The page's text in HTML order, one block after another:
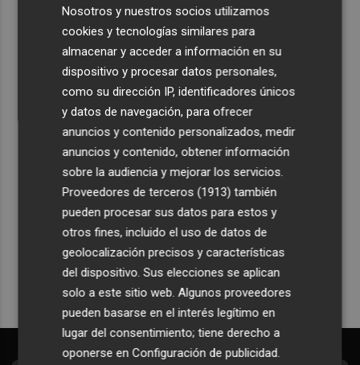
de Sierra Engarcerán por el incendio
Juan Tallón, Marta Jiménez Serrano o Juan Evaristo Valls
Boix, protagonistas de la programación de agosto de
Entre Libros en Benicàssim
Recibe toda la actualidad de
Plaza Podcast en tu correo
Quiero suscribirme
Nosotros y nuestros socios utilizamos
cookies y tecnologías similares para
almacenar y acceder a información en su
dispositivo y procesar datos personales,
como su dirección IP, identificadores únicos
y datos de navegación, para ofrecer
anuncios y contenido personalizados, medir
anuncios y contenido, obtener información
sobre la audiencia y mejorar los servicios.
Proveedores de terceros (1913) también
pueden procesar sus datos para estos y
otros fines, incluido el uso de datos de
geolocalización precisos y características
del dispositivo. Sus elecciones se aplican
solo a este sitio web. Algunos proveedores
pueden basarse en el interés legítimo en
lugar del consentimiento; tiene derecho a
oponerse enConfiguración de publicidad.